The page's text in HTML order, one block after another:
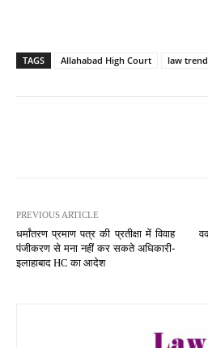
TAGS Allahabad High Court law
PREVIOUS ARTICLE
धर्मांतरण प्रमाण पत्र की प्रतीक्षा में विवाह
पंजीकरण से मना नहीं कर सकते अधिकारी-
इलाहाबाद HC का आदेश